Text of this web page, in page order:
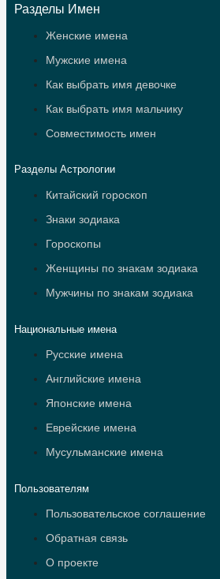
Разделы Имен
Женские имена
Мужские имена
Как выбрать имя девочке
Как выбрать имя мальчику
Совместимость имен
Разделы Астрологии
Китайский гороскоп
Знаки зодиака
Гороскопы
Женщины по знакам зодиака
Мужчины по знакам зодиака
Национальные имена
Русские имена
Английские имена
Японские имена
Еврейские имена
Мусульманские имена
Пользователям
Пользовательское соглашение
Обратная связь
О проекте